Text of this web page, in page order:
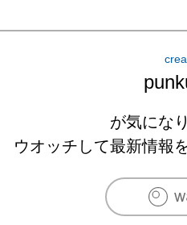
が気にな
ウオッチして最新情報